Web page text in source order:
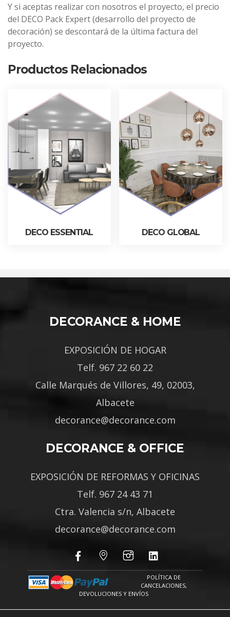
Y si aceptas realizar con nosotros el proyecto, el precio
del DECO Pack Expert (desarrollo del proyecto de
decoración) se descontará de la última factura del
proyecto.
Productos Relacionados
DECO ESSENTIAL DECO GLOBAL
DECORANCE & HOME
EXPOSICIÓN DE HOGAR
Telf. 967 22 60 22
Calle Marqués de Villores, 49, 02003,
Albacete
decorance@decorance.com
DECORANCE & OFFICE
EXPOSICIÓN DE REFORMAS Y OFICINAS
Telf. 967 24 43 71
Ctra. Valencia s/n, Albacete
decorance@decorance.com
POLÍTICA DE
CANCELACIONES,
DEVOLUCIONES Y ENVÍOS